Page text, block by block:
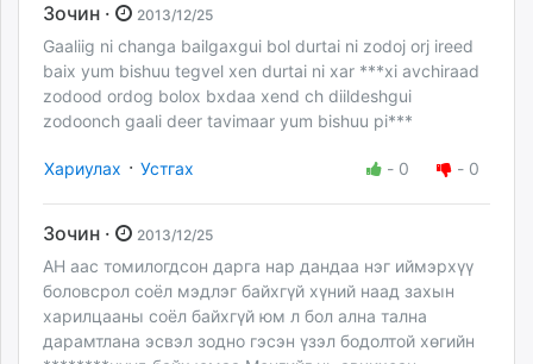
Зочин · 2013/12/25
Gaaliig ni changa bailgaxgui bol durtai ni zodoj orj ireed
baix yum bishuu tegvel xen durtai ni xar ***xi avchiraad
zodood ordog bolox bxdaa xend ch diildeshgui
zodoonch gaali deer tavimaar yum bishuu pi***
Хариулах · Устгах - 0 - 0
Зочин · 2013/12/25
АН аас томилогдсон дарга нар дандаа нэг иймэрхүү
боловсрол соёл мэдлэг байхгүй хүний наад захын
харилцааны соёл байхгүй юм л бол ална тална
дарамтлана эсвэл зодно гэсэн үзэл бодолтой хөгийн